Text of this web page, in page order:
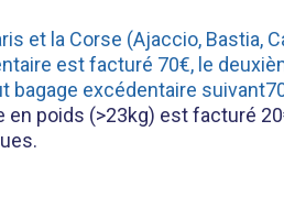
et la Corse (Ajaccio, Bastia,
est facturé 70€, le
bagage excédentaire
en poids (>23kg) est facturé